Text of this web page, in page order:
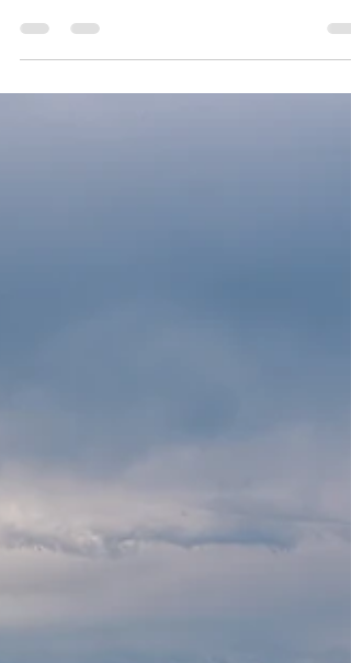
Wenn's alte Jahr erfolgreich war, dann freue dich